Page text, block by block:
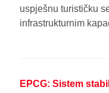
uspješnu turističku
infrastrukturnim
EPCG: Sistem